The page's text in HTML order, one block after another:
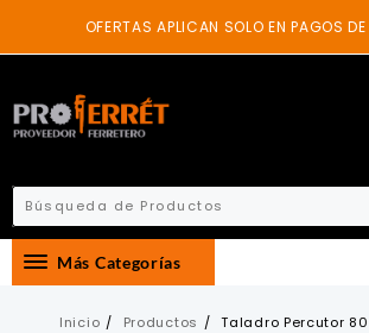
content
OFERTAS APLICAN SOLO EN PAGOS
Más Categorías
Inicio Productos
Taladro Percutor